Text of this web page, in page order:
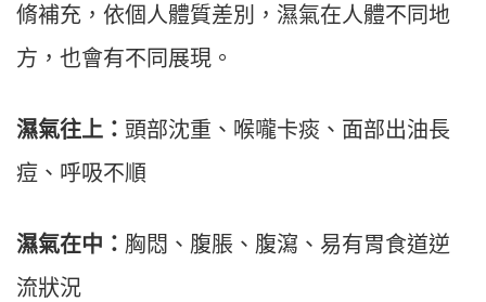
脩補充，依個人體質差別，濕氣在人體不同地
方，也會有不同展現。
濕氣往上： 頭部沈重、喉嚨卡痰、面部出油長
痘、呼吸不順
濕氣在中： 胸悶、腹脹、腹瀉、易有胃食道逆
流狀況